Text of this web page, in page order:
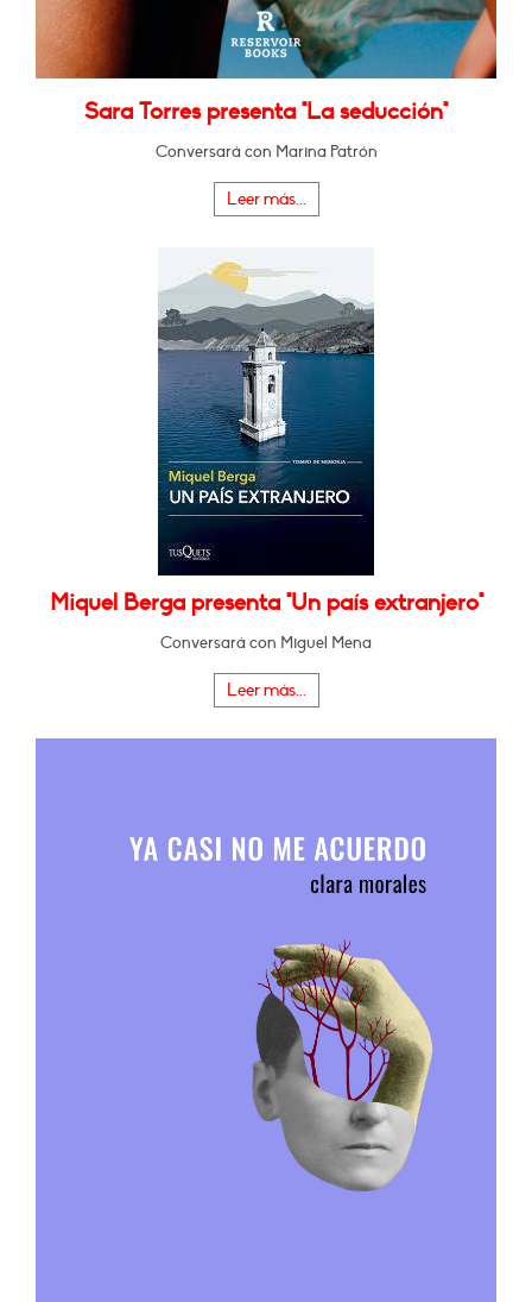
Sara Torres presenta "La seducción"
Conversará con Marina Patrón
Leer más...
Miquel Berga presenta "Un país extranjero"
Conversará con Miguel Mena
Leer más...